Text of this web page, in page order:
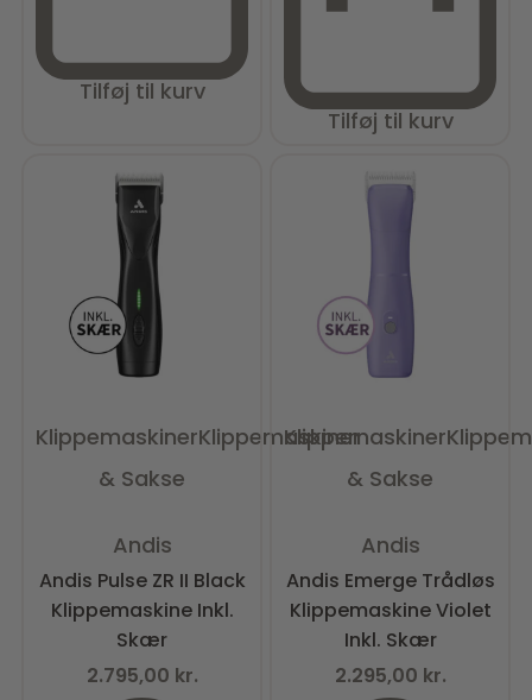
Tilføj til kurv
Tilføj til kurv
KlippemaskinerKlippemaskiner
& Sakse
Andis
Andis Pulse ZR II Black
Klippemaskine Inkl.
Skær
2.795,00 kr.
Klippemaskiner
& Sakse
Andis
Andis Emerge Trådløs
Klippemaskine Violet
Inkl. Skær
2.295,00 kr.